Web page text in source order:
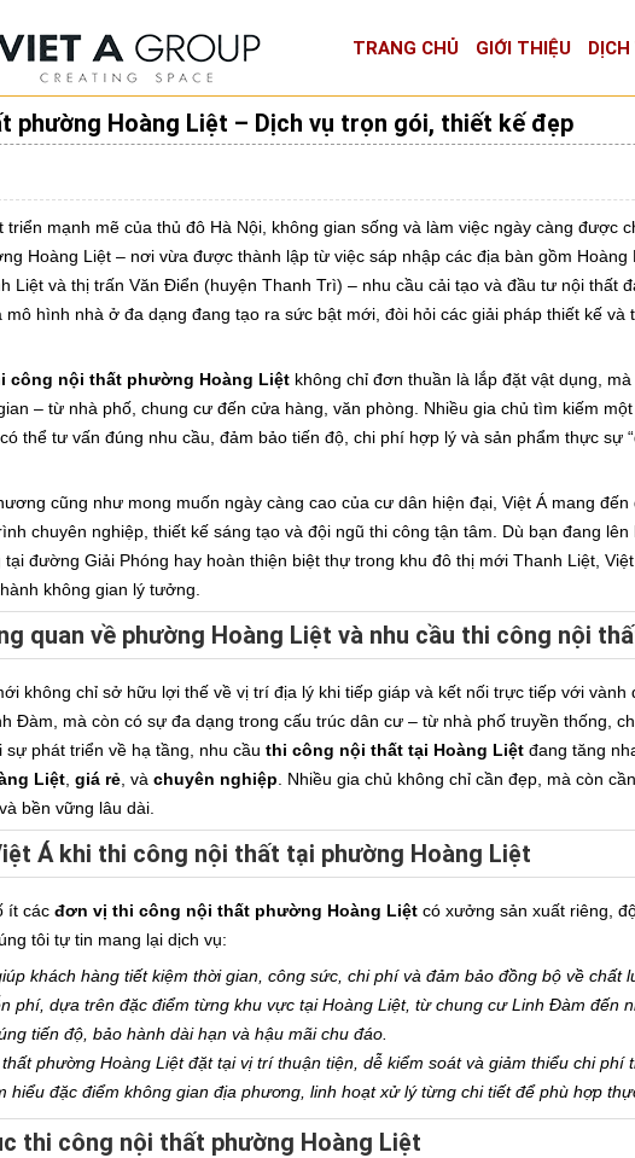
TRANG CHỦ GIỚI THIỆU DỊCH
phường Hoàng Liệt – Dịch vụ trọn gói, thiết kế đẹp
triển mạnh mẽ của thủ đô Hà Nội, không gian sống và làm việc ngày càng được
Hoàng Liệt – nơi vừa được thành lập từ việc sáp nhập các địa bàn gồm
Liệt và thị trấn Văn Điển (huyện Thanh Trì) – nhu cầu cải tạo và đầu tư nội thất
hình nhà ở đa dạng đang tạo ra sức bật mới, đòi hỏi các giải pháp thiết kế và
công nội thất phường Hoàng Liệt không chỉ đơn thuần là lắp đặt vật dụng,
– từ nhà phố, chung cư đến cửa hàng, văn phòng. Nhiều gia chủ tìm kiếm một
thể tư vấn đúng nhu cầu, đảm bảo tiến độ, chi phí hợp lý và sản phẩm thực sự
cũng như mong muốn ngày càng cao của cư dân hiện đại, Việt Á mang đến
chuyên nghiệp, thiết kế sáng tạo và đội ngũ thi công tận tâm. Dù bạn đang
đường Giải Phóng hay hoàn thiện biệt thự trong khu đô thị mới Thanh Liệt,
không gian lý tưởng.
quan về phường Hoàng Liệt và nhu cầu thi công nội
không chỉ sở hữu lợi thế về vị trí địa lý khi tiếp giáp và kết nối trực tiếp với
Đàm, mà còn có sự đa dạng trong cấu trúc dân cư – từ nhà phố truyền thống,
phát triển về hạ tầng, nhu cầu thi công nội thất tại Hoàng Liệt đang tăng
Liệt giá rẻ , và chuyên nghiệp . Nhiều gia chủ không chỉ cần đẹp, mà còn
bền vững lâu dài.
Á khi thi công nội thất tại phường Hoàng Liệt
ít các đơn vị thi công nội thất phường Hoàng Liệt có xưởng sản xuất riêng,
tôi tự tin mang lại dịch vụ:
khách hàng tiết kiệm thời gian, công sức, chi phí và đảm bảo đồng bộ về chất
phí, dựa trên đặc điểm từng khu vực tại Hoàng Liệt, từ chung cư Linh Đàm đến
tiến độ, bảo hành dài hạn và hậu mãi chu đáo.
phường Hoàng Liệt đặt tại vị trí thuận tiện, dễ kiểm soát và giảm thiểu chi phí
hiểu đặc điểm không gian địa phương, linh hoạt xử lý từng chi tiết để phù hợp
thi công nội thất phường Hoàng Liệt